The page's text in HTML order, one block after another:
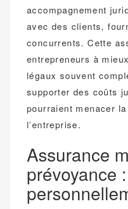
accompagnement
avec des clients,
concurrents. Cette
entrepreneurs à
légaux souvent
supporter des coûts
pourraient menacer
l’entreprise.
Assurance
prévoyance